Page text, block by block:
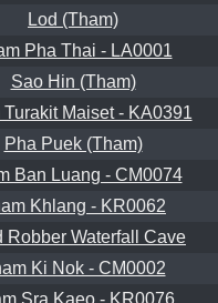
Lod (Tham)
Pha Thai - LA0001
Sao Hin (Tham)
Turakit Maiset - KA0391
Pha Puek (Tham)
Ban Luang - CM0074
Khlang - KR0062
Robber Waterfall Cave
Ki Nok - CM0002
Sra Kaeo - KR0076